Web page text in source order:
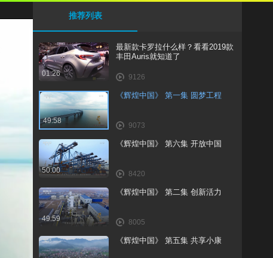
推荐列表
01:26
最新款卡罗拉什么样？看看2019款
丰田Auris就知道了
9126
49:58
《辉煌中国》 第一集 圆梦工程
9073
50:00
《辉煌中国》 第六集 开放中国
8420
49:59
《辉煌中国》 第二集 创新活力
8005
《辉煌中国》 第五集 共享小康